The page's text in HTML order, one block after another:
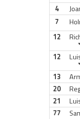
4
7
12
12
13
20
21
77